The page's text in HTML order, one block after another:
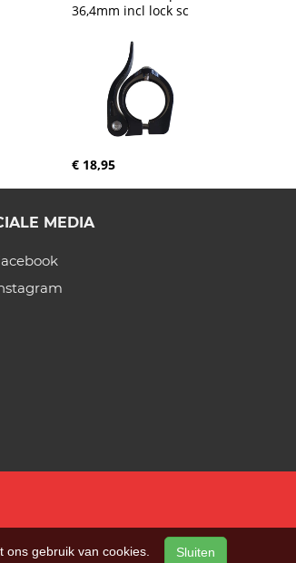
36,4mm incl lock sc
€ 18,95
MEDIA
ons gebruik van cookies. Sluiten